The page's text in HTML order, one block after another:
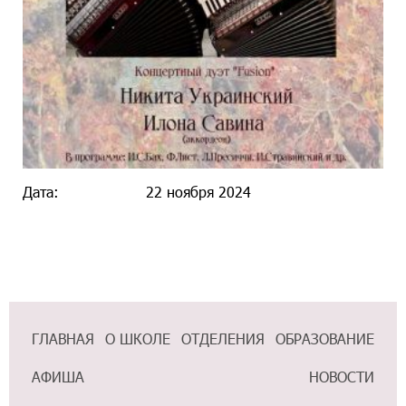
Дата: 22 ноября 2024
ГЛАВНАЯ О ШКОЛЕ ОТДЕЛЕНИЯ
ОБРАЗОВАНИЕ
АФИША
НОВОСТИ